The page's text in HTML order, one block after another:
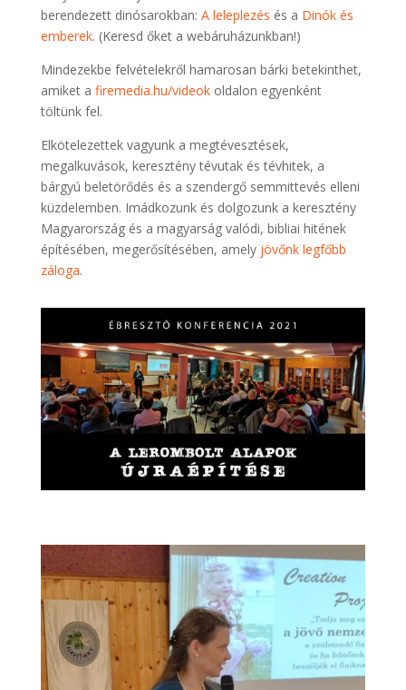
berendezett dinósarokban: A leleplezés és a Dinók és
emberek. (Keresd őket a webáruházunkban!)
Mindezekbe felvételekről hamarosan bárki betekinthet,
amiket a firemedia.hu/videokoldalon egyenként
töltünk fel.
Elkötelezettek vagyunk a megtévesztések,
megalkuvások, keresztény tévutak és tévhitek, a
bárgyú beletörődés és a szendergő semmittevés elleni
küzdelemben. Imádkozunk és dolgozunk a keresztény
Magyarország és a magyarság valódi, bibliai hitének
építésében, megerősítésében, amely jövőnk legfőbb
záloga.